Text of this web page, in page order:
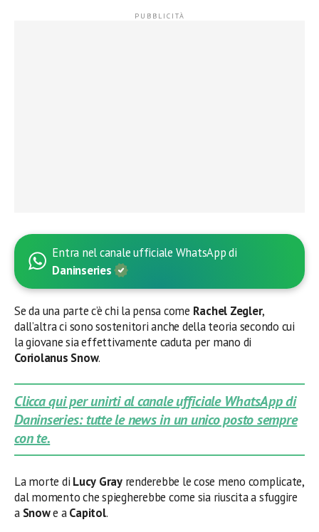
Entra nel canale ufficiale WhatsApp di
Daninseries
Se da una parte c’è chi la pensa come Rachel Zegler,
dall’altra ci sono sostenitori anche della teoria secondo cui
la giovane sia effettivamente caduta per mano di
Coriolanus Snow.
Clicca qui per unirti al canale ufficiale WhatsApp di
Daninseries: tutte le news in un unico posto sempre
con te.
La morte di Lucy Grayrenderebbe le cose meno complicate,
dal momento che spiegherebbe come sia riuscita a sfuggire
a Snowe aCapitol.